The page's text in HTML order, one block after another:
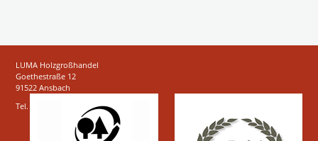
LUMA Holzgroßhandel
Goethestraße 12
91522 Ansbach
Tel.